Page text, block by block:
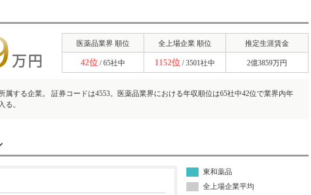
医薬品業界 順位 全上場企業 順位 推定生涯賃金
42位 / 65社中 1152位 / 3501社中 2億3859万円
属する企業。 証券コードは4553。医薬品業界における年収順位は65社中42位で業界内年
る。
東和薬品
全上場企業平均